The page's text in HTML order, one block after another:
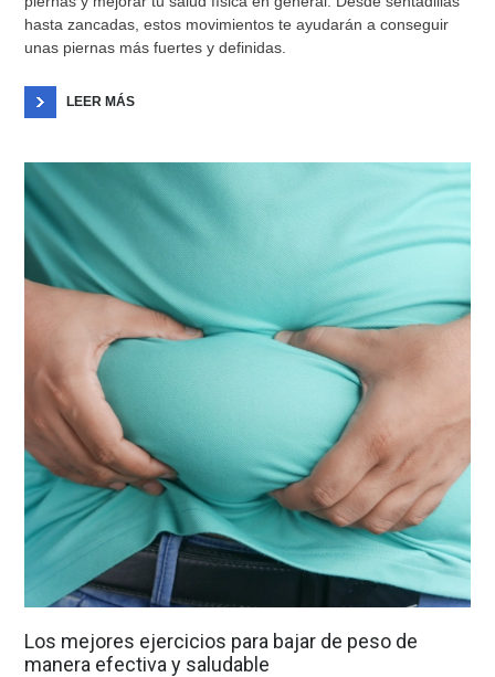
hasta zancadas, estos movimientos te ayudarán a conseguir
unas piernas más fuertes y definidas.
LEER MÁS
Los mejores ejercicios para bajar de peso de
manera efectiva y saludable